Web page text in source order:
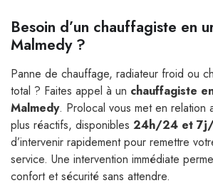
Besoin d’un chauffagiste en
Malmedy ?
Panne de chauffage, radiateur froid ou
total ? Faites appel à un chauffagiste
Malmedy. Prolocal vous met en relation
plus réactifs, disponibles 24h/24 et
d’intervenir rapidement pour remettre
service. Une intervention immédiate
confort et sécurité sans attendre.